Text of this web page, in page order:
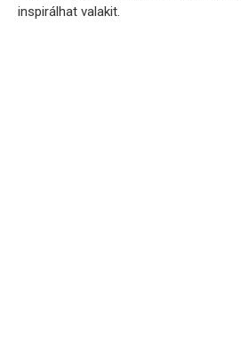
inspirálhat valakit.